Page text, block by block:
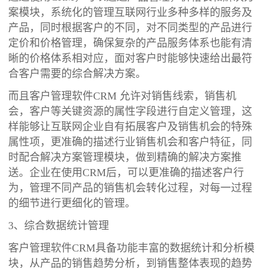
案模块，系统化的管理互联网行业多种多样的服务及
产品，同时根据客户的不同，对不同类型的产品进行
定价和价格管理，确保复杂的产品服务体系也能有清
晰的价格体系相对应，面对客户时能够快速给出最符
合客户需要的综合解决方案。
而且客户管理软件CRM 允许对销售线索，销售机
会，客户等关键资源的属性字段进行自定义管理，这
样能够让互联网企业自有拓展客户及销售机会的特殊
属性项，更准确的描述行业销售机会和客户特征，同
时配合解决方案管理模块，做到精确的解决方案推
送。企业在使用CRM后，可以更准确的描述客户行
为，管理不同产品的销售机会转化过程，对每一过程
的细节进行更细化的管理。
3、综合数据统计管理
客户管理软件CRM具备功能丰富的数据统计和分析模
块，从产品的销售趋势分析，到销售整体表现的趋势